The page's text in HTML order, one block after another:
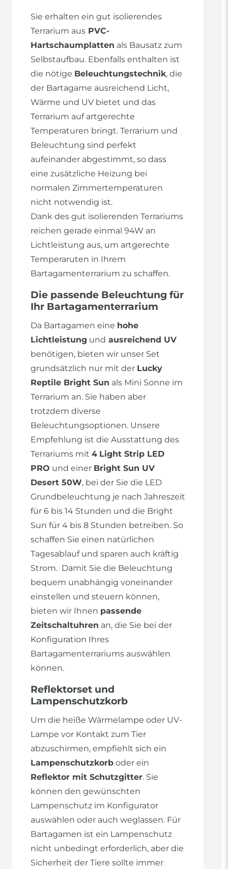
Sie erhalten ein gut isolierendes
Terrarium aus PVC-
Hartschaumplatten als Bausatz zum
Selbstaufbau. Ebenfalls enthalten ist
die nötige Beleuchtungstechnik, die
der Bartagame ausreichend Licht,
Wärme und UV bietet und das
Terrarium auf artgerechte
Temperaturen bringt. Terrarium und
Beleuchtung sind perfekt
aufeinander abgestimmt, so dass
eine zusätzliche Heizung bei
normalen Zimmertemperaturen
nicht notwendig ist.
Dank des gut isolierenden Terrariums
reichen gerade einmal 94W an
Lichtleistung aus, um artgerechte
Temperaruten in Ihrem
Bartagamenterrarium zu schaffen.
Die passende Beleuchtung für
Ihr Bartagamenterrarium
Da Bartagamen eine hohe
Lichtleistung und ausreichend UV
benötigen, bieten wir unser Set
grundsätzlich nur mit der Lucky
Reptile Bright Sun als Mini Sonne im
Terrarium an. Sie haben aber
trotzdem diverse
Beleuchtungsoptionen. Unsere
Empfehlung ist die Ausstattung des
Terrariums mit 4 Light Strip LED
PRO und einer Bright Sun UV
Desert 50W, bei der Sie die LED
Grundbeleuchtung je nach Jahreszeit
für 6 bis 14 Stunden und die Bright
Sun für 4 bis 8 Stunden betreiben. So
schaffen Sie einen natürlichen
Tagesablauf und sparen auch kräftig
Strom. Damit Sie die Beleuchtung
bequem unabhängig voneinander
einstellen und steuern können,
bieten wir Ihnen passende
Zeitschaltuhren an, die Sie bei der
Konfiguration Ihres
Bartagamenterrariums auswählen
können.
Reflektorset und
Lampenschutzkorb
Um die heiße Wärmelampe oder UV-
Lampe vor Kontakt zum Tier
abzuschirmen, empfiehlt sich ein
Lampenschutzkorb oder ein
Reflektor mit Schutzgitter. Sie
können den gewünschten
Lampenschutz im Konfigurator
auswählen oder auch weglassen. Für
Bartagamen ist ein Lampenschutz
nicht unbedingt erforderlich, aber die
Sicherheit der Tiere sollte immer